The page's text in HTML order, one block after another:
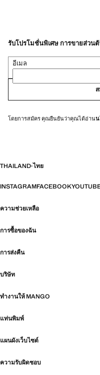
รับโปรโมชั่นพิเศษ การขายส่วน
อีเมล
โดยการสมัคร คุณยืนยันว่าคุณได้อ่านน
THAILAND·ไทย
INSTAGRAMFACEBOOK
ความช่วยเหลือ
การซื้อของฉัน
การส่งคืน
บริษัท
ทำงานให้ MANGO
แท่นพิมพ์
แผนผังเว็บไซต์
ความรับผิดชอบ